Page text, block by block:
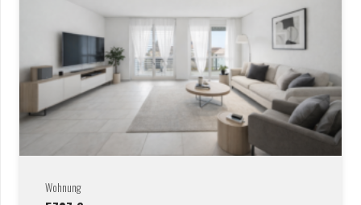
Wohnung